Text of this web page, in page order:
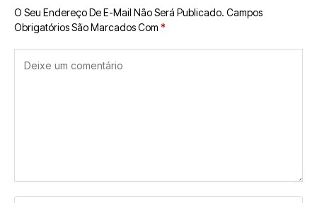
O Seu Endereço De E-Mail Não Será Publicado. Campos
Obrigatórios São Marcados Com *